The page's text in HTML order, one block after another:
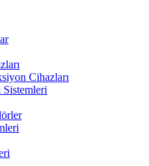
Cihazları